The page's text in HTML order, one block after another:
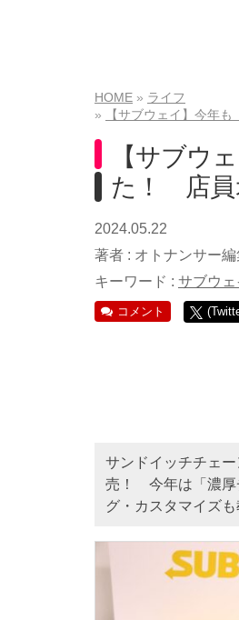
HOME
ライフ
【サブウェイ】今年
【サブウ
た！ 店員
2024.05.22
著者 : オトナンサー編
キーワード : サブウェ
コメント
サンドイッチチェ
売！ 今年は「濃厚
グ・カスタマイズ